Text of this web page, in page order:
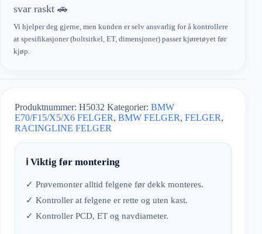
svar raskt 🚗
Vi hjelper deg gjerne, men kunden er selv ansvarlig for å kontrollere
at spesifikasjoner (boltsirkel, ET, dimensjoner) passer kjøretøyet før
kjøp.
Produktnummer: H5032 Kategorier: BMW
E70/F15/X5/X6 FELGER, BMW FELGER, FELGER,
RACINGLINE FELGER
ℹ️ Viktig før montering
✓ Prøvemonter alltid felgene før dekk monteres.
✓ Kontroller at felgene er rette og uten kast.
✓ Kontroller PCD, ET og navdiameter.